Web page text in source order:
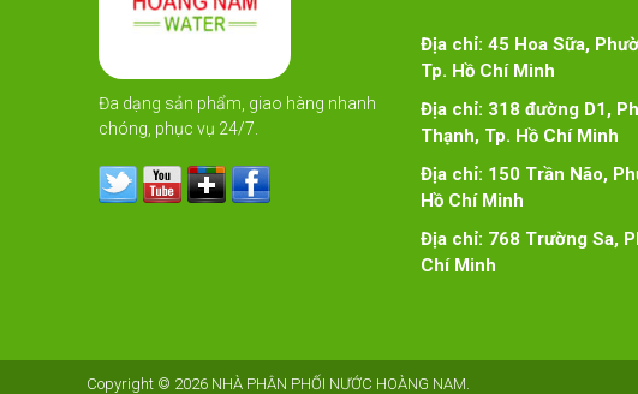
Đa dạng sản phẩm, giao hàng nhanh
chóng, phục vụ 24/7.
Địa chỉ: 45 Hoa Sữa,
Tp. Hồ Chí Minh
Địa chỉ: 318 đường D1,
Thạnh, Tp. Hồ Chí Minh
Địa chỉ: 150 Trần Não,
Hồ Chí Minh
Địa chỉ: 768 Trường Sa,
Chí Minh
Copyright © 2026 NHÀ PHÂN PHỐI NƯỚC HOÀNG NAM